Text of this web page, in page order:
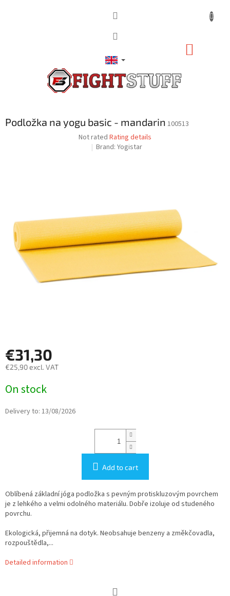
Podložka na yogu basic - mandarin 100513
The
average
5
stars.
Not rated Rating details
Brand:Yogistar
€31,30
€25,90 excl. VAT
price:
On stock
Delivery to: 13/08/2026
Add to cart
Oblíbená základní jóga podložka s pevným protiskluzovým povrchem
je z lehkého a velmi odolného materiálu. Dobře izoluje od studeného
povrchu.
Ekologická, přijemná na dotyk. Neobsahuje benzeny a změkčovadla,
rozpouštědla,...
Detailed information